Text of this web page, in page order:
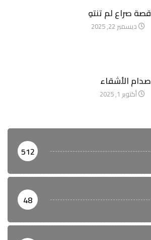
قصة صراع لم تنتهِ
ديسمبر 22, 2025
صدام الأشقاء
أكتوبر 1, 2025
512
48